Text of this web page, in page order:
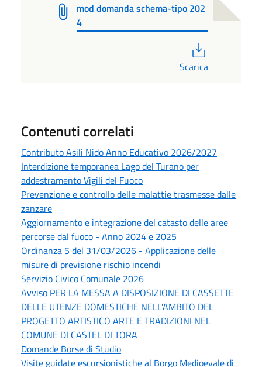
mod domanda schema-tipo 202
4
Scarica
Contenuti correlati
Contributo Asili Nido Anno Educativo 2026/2027
Interdizione temporanea Lago del Turano per
addestramento Vigili del Fuoco
Prevenzione e controllo delle malattie trasmesse dalle
zanzare
Aggiornamento e integrazione del catasto delle aree
percorse dal fuoco - Anno 2024 e 2025
Ordinanza 5 del 31/03/2026 - Applicazione delle
misure di previsione rischio incendi
Servizio Civico Comunale 2026
Avviso PER LA MESSA A DISPOSIZIONE DI CASSETTE
DELLE UTENZE DOMESTICHE NELL'AMBITO DEL
PROGETTO ARTISTICO ARTE E TRADIZIONI NEL
COMUNE DI CASTEL DI TORA
Domande Borse di Studio
Visite guidate escursionistiche al Borgo Medioevale di